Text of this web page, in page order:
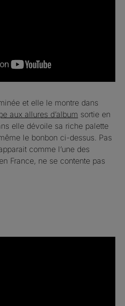
et elle le montre dans
aux allures d’album sortie en
elle dévoile sa riche palette
le bonbon ci-dessus. Pas
comme l’une des
France, ne se contente pas